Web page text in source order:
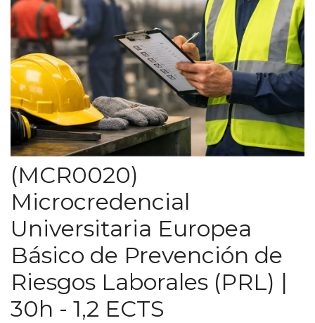
(MCR0020)
Microcredencial
Universitaria Europea
Básico de Prevención de
Riesgos Laborales (PRL) |
30h - 1,2 ECTS